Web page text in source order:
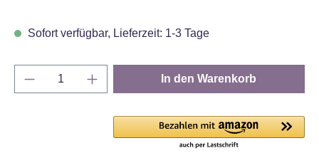
Sofort verfügbar, Lieferzeit: 1-3 Tage
Produkt Anzahl: Gib den gewünschten
In den Warenkorb